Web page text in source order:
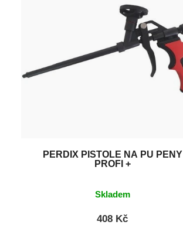
PERDIX PISTOLE NA PU PĚNY
PROFI +
Skladem
408 Kč